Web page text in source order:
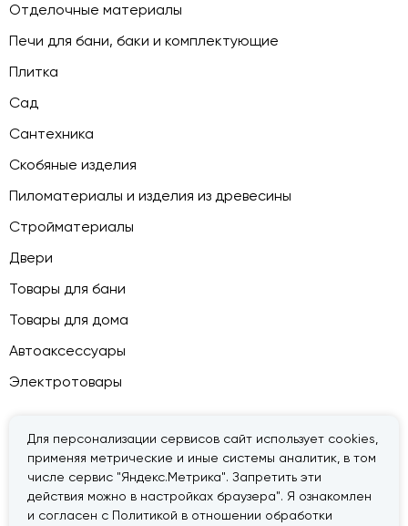
Для персонализации сервисов сайт использует cookies,
применяя метрические и иные системы аналитик, в том
числе сервис "Яндекс.Метрика". Запретить эти
действия можно в настройках браузера". Я ознакомлен
и согласен с Политикой в отношении обработки
Отделочные материалы
Печи для бани, баки и комплектующие
Плитка
Сад
Сантехника
Скобяные изделия
Пиломатериалы и изделия из древесины
Стройматериалы
Двери
Товары для бани
Товары для дома
Автоаксессуары
Электротовары
© 2026 — «Дачник».Правовая информация